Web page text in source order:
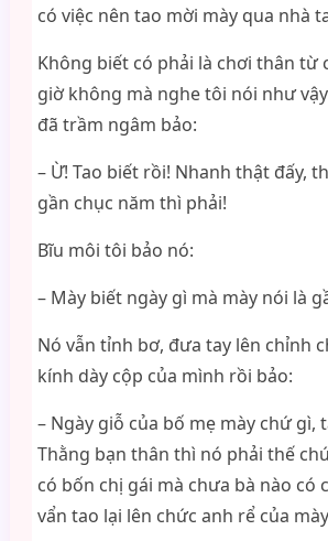
có việc nên tao mời mày qua nhà
Không biết có phải là chơi thân từ
giờ không mà nghe tôi nói như
đã trầm ngâm bảo:
– Ừ! Tao biết rồi! Nhanh thật đấy,
gần chục năm thì phải!
Bĩu môi tôi bảo nó:
– Mày biết ngày gì mà mày nói là
Nó vẫn tỉnh bơ, đưa tay lên chỉnh
kính dày cộp của mình rồi bảo:
– Ngày giỗ của bố mẹ mày chứ gì,
Thằng bạn thân thì nó phải thế
có bốn chị gái mà chưa bà nào có
vẩn tao lại lên chức anh rể của